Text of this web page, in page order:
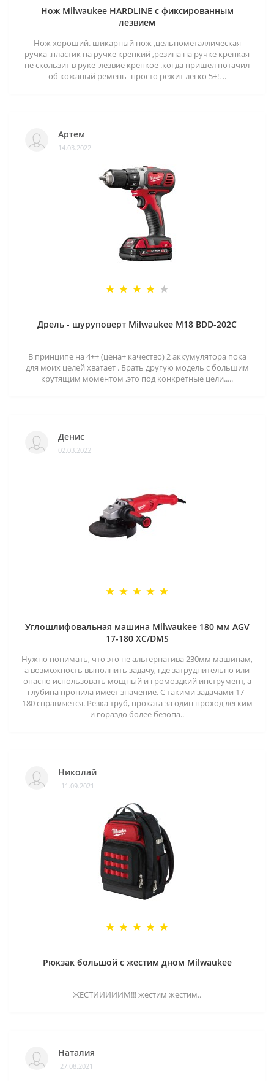
Нож Milwaukee HARDLINE с фиксированным
лезвием
Нож хороший. шикарный нож ,цельнометаллическая
ручка .пластик на ручке крепкий ,резина на ручке крепкая
не скользит в руке .лезвие крепкое .когда пришёл потачил
об кожаный ремень -просто режит легко 5+!. ..
Артем
14.03.2022
Дрель - шуруповерт Milwaukee M18 BDD-202C
В принципе на 4++ (цена+ качество) 2 аккумулятора пока
для моих целей хватает . Брать другую модель с большим
крутящим моментом ,это под конкретные цели.....
Денис
02.03.2022
Углошлифовальная машина Milwaukee 180 мм AGV
17-180 XC/DMS
Нужно понимать, что это не альтернатива 230мм машинам,
а возможность выполнить задачу, где затруднительно или
опасно использовать мощный и громоздкий инструмент, а
глубина пропила имеет значение. С такими задачами 17-
180 справляется. Резка труб, проката за один проход легким
и гораздо более безопа..
Николай
11.09.2021
Рюкзак большой с жестим дном Milwaukee
ЖЕСТИИИИИМ!!! жестим жестим..
Наталия
27.08.2021